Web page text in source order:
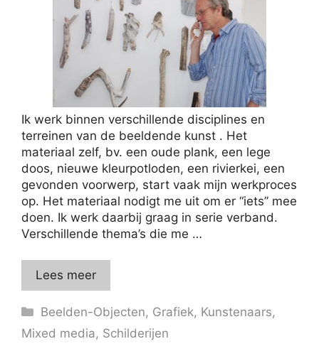
Ik werk binnen verschillende disciplines en
terreinen van de beeldende kunst . Het
materiaal zelf, bv. een oude plank, een lege
doos, nieuwe kleurpotloden, een rivierkei, een
gevonden voorwerp, start vaak mijn werkproces
op. Het materiaal nodigt me uit om er “iets” mee
doen. Ik werk daarbij graag in serie verband.
Verschillende thema’s die me …
Lees meer
Categorieën
Beelden-Objecten, Grafiek, Kunstenaars,
Mixed media, Schilderijen